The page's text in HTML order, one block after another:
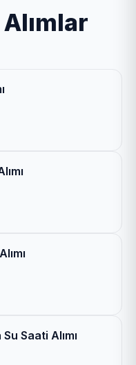
Alımlar
Saati Alımı